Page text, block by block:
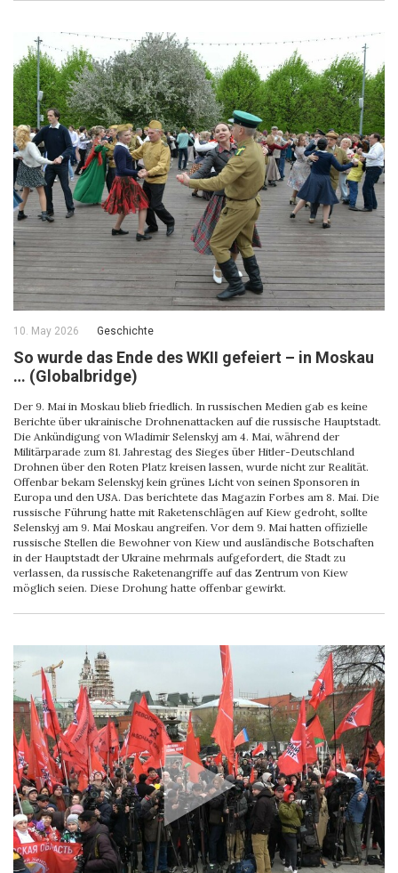
10. May 2026 Geschichte
So wurde das Ende des WKII gefeiert – in Moskau
… (Globalbridge)
Der 9. Mai in Moskau blieb friedlich. In russischen Medien gab es keine
Berichte über ukrainische Drohnenattacken auf die russische Hauptstadt.
Die Ankündigung von Wladimir Selenskyj am 4. Mai, während der
Militärparade zum 81. Jahrestag des Sieges über Hitler-Deutschland
Drohnen über den Roten Platz kreisen lassen, wurde nicht zur Realität.
Offenbar bekam Selenskyj kein grünes Licht von seinen Sponsoren in
Europa und den USA. Das berichtete das Magazin Forbes am 8. Mai. Die
russische Führung hatte mit Raketenschlägen auf Kiew gedroht, sollte
Selenskyj am 9. Mai Moskau angreifen. Vor dem 9. Mai hatten offizielle
russische Stellen die Bewohner von Kiew und ausländische Botschaften
in der Hauptstadt der Ukraine mehrmals aufgefordert, die Stadt zu
verlassen, da russische Raketenangriffe auf das Zentrum von Kiew
möglich seien. Diese Drohung hatte offenbar gewirkt.